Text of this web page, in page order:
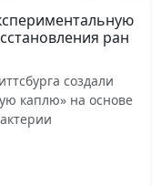
ран
создали
каплю» на основе